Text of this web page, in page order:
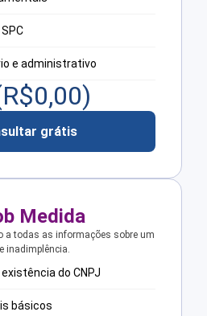
e administrativo
0,00)
grátis
Medida
a todas as informações sobre um
inadimplência.
do CNPJ
básicos